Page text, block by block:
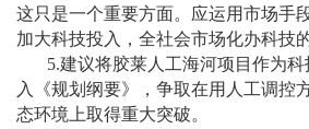
这只是一个重要方面。应运用市场手
加大科技投入，全社会市场化办科技
5.建议将胶莱人工海河项目作为
入《规划纲要》，争取在用人工调控
态环境上取得重大突破。